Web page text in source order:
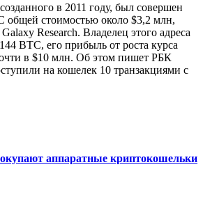
в 2011 году, был совершен
общей стоимостью около $3,2 млн,
Research. Владелец этого адреса
BTC, его прибыль от роста курса
в $10 млн. Об этом пишет РБК
на кошелек 10 транзакциями с
аппаратные криптокошельки